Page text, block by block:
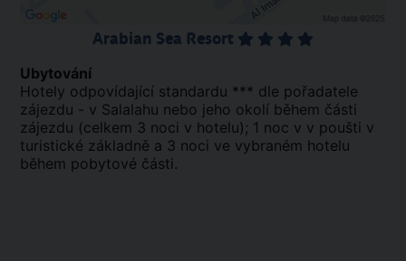
Arabian Sea Resort
Ubytování
Hotely odpovídající standardu *** dle pořadatele
zájezdu - v Salalahu nebo jeho okolí během části
zájezdu (celkem 3 noci v hotelu); 1 noc v v poušti v
turistické základně a 3 noci ve vybraném hotelu
během pobytové části.